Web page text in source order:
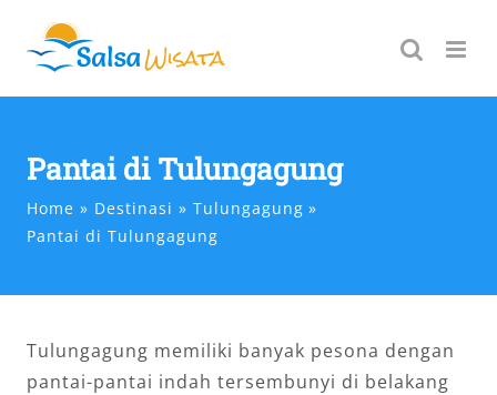
content
Pantai di Tulungagung
Home Destinasi
Tulungagung
Pantai di Tulungagung
Tulungagung memiliki banyak pesona dengan
pantai-pantai indah tersembunyi di belakang